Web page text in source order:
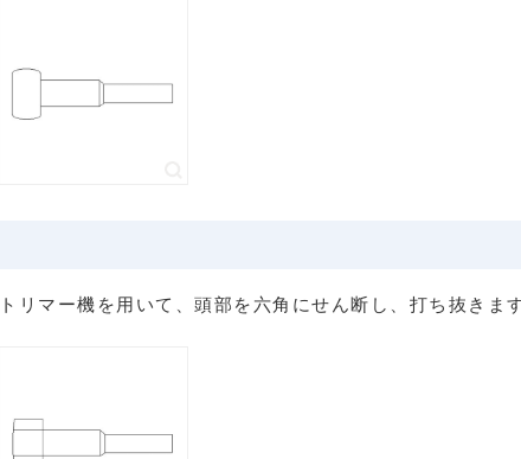
トリマー機を用いて、頭部を六角にせん断し、打ち抜きま